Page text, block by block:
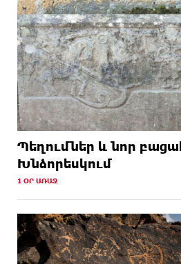
Պեղումներ և նոր
Խնձորեսկում
1 ՕՐ ԱՌԱՋ